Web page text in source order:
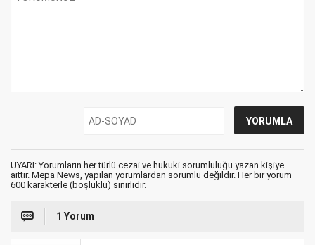
UYARI: Yorumların her türlü cezai ve hukuki sorumluluğu yazan kişiye
aittir. Mepa News, yapılan yorumlardan sorumlu değildir. Her bir yorum
600 karakterle (boşluklu) sınırlıdır.
1 Yorum